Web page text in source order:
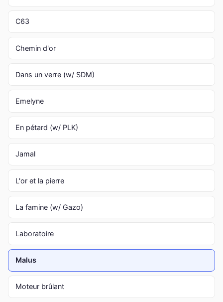
C63
Chemin d'or
Dans un verre (w/ SDM)
Emelyne
En pétard (w/ PLK)
Jamal
L'or et la pierre
La famine (w/ Gazo)
Laboratoire
Malus
Moteur brûlant